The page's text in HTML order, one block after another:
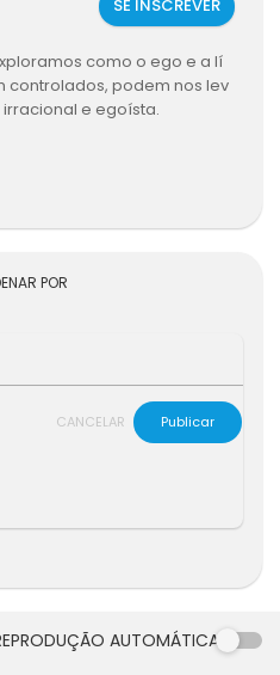
SE INSCREVER
como o ego e a lí
controlados, podem nos lev
e egoísta.
e vencer essas forças
POR
CANCELAR
Publicar
AUTOMÁTICA
00:00